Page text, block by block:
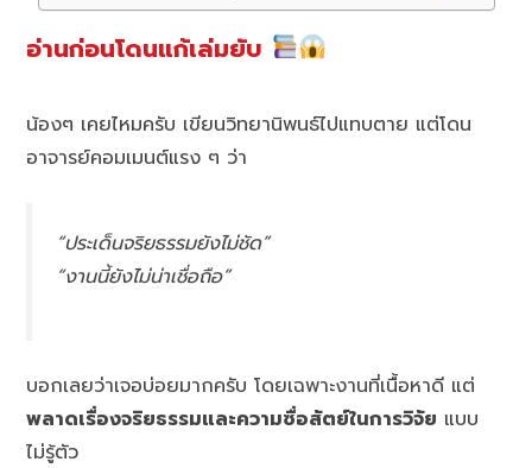
อ่านก่อนโดนแก้เล่มยับ
น้องๆ เคยไหมครับ เขียนวิทยานิพนธ์ไปแทบตาย แต่โดน
อาจารย์คอมเมนต์แรง ๆ ว่า
“ประเด็นจริยธรรมยังไม่ชัด”
“งานนี้ยังไม่น่าเชื่อถือ”
บอกเลยว่าเจอบ่อยมากครับ โดยเฉพาะงานที่เนื้อหาดี แต่
พลาดเรื่องจริยธรรมและความซื่อสัตย์ในการวิจัย แบบ
ไม่รู้ตัว